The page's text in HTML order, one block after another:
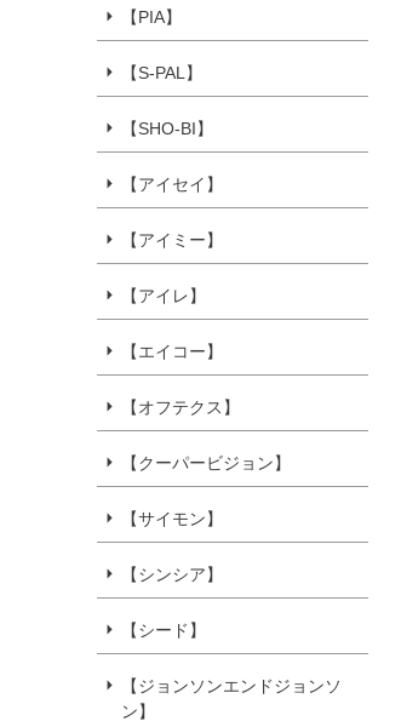
【PIA】
【S-PAL】
【SHO-BI】
【アイセイ】
【アイミー】
【アイレ】
【エイコー】
【オフテクス】
【クーパービジョン】
【サイモン】
【シンシア】
【シード】
【ジョンソンエンドジョンソ
ン】